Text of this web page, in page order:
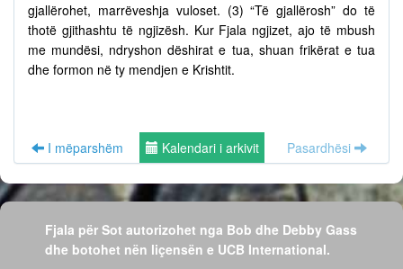
gjallërohet, marrëveshja vuloset. (3) “Të gjallërosh” do të
thotë gjithashtu të ngjizësh. Kur Fjala ngjizet, ajo të mbush
me mundësi, ndryshon dëshirat e tua, shuan frikërat e tua
dhe formon në ty mendjen e Krishtit.
I mëparshëm Kalendari i arkivit Pasardhësi
Fjala për Sot autorizohet nga Bob dhe Debby Gass
dhe botohet nën liçensën e UCB International.